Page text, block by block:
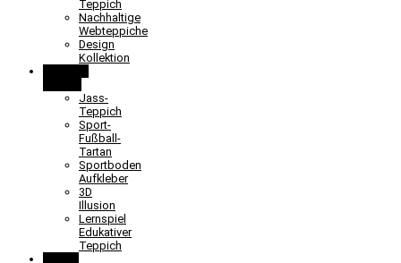
Teppich
Nachhaltige
Webteppiche
Design
Kollektion
Jass-
Teppich
Sport-
Fußball-
Tartan
Sportboden
Aufkleber
3D
Illusion
Lernspiel
Edukativer
Teppich